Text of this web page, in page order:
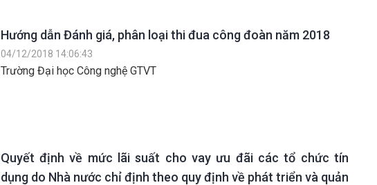
Hướng dẫn Đánh giá, phân loại thi đua công đoàn năm 2018
04/12/2018 14:06:43
Trường Đại học Công nghệ GTVT
Quyết định về mức lãi suất cho vay ưu đãi các tổ chức tín
dụng do Nhà nước chỉ định theo quy định về phát triển và quản